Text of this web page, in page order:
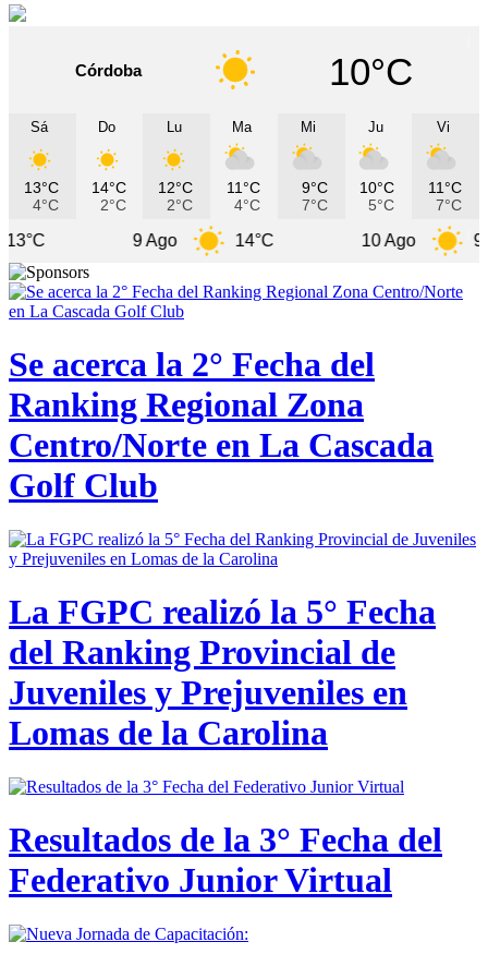
Córdoba 10°C
Sá
13°C
4°C
Do
14°C
2°C
Lu
12°C
2°C
Ma
11°C
4°C
Mi
9°C
7°C
Ju
10°C
5°C
Vi
11°C
7°C
14°C 9°C
Se acerca la 2° Fecha del
Ranking Regional Zona
Centro/Norte en La Cascada
Golf Club
La FGPC realizó la 5° Fecha
del Ranking Provincial de
Juveniles y Prejuveniles en
Lomas de la Carolina
Resultados de la 3° Fecha del
Federativo Junior Virtual